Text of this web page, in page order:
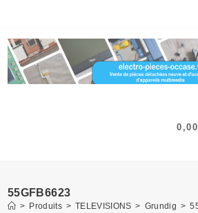
content
0,00
55GFB6623
> Produits > TELEVISIONS > Grundig >